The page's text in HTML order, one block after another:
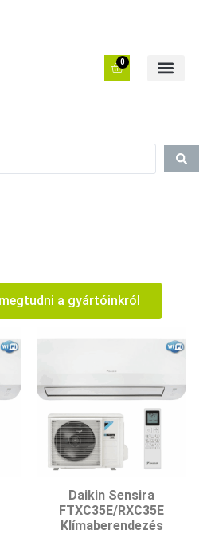
0
a gyártóinkról
Daikin Sensira
FTXC35E/RXC35E
Klímaberendezés